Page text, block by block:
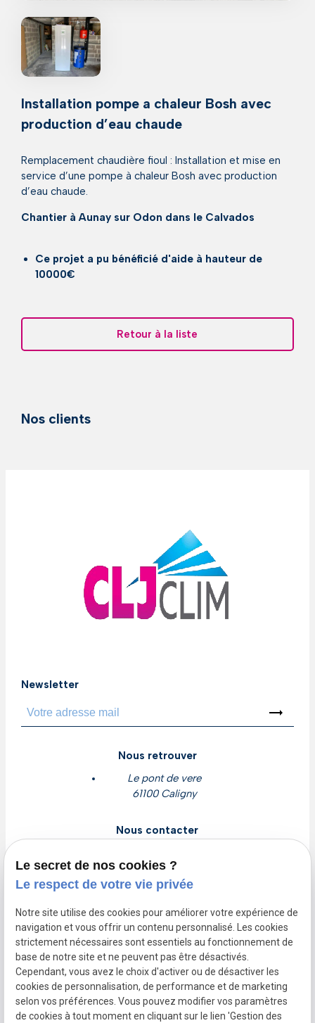
Installation pompe a chaleur Bosh avec
production d’eau chaude
Remplacement chaudière fioul : Installation et mise en
service d’une pompe à chaleur Bosh avec production
d’eau chaude.
Chantier à Aunay sur Odon dans le Calvados
Ce projet a pu bénéficié d'aide à hauteur de
10000€
Retour à la liste
Nos clients
Newsletter
trending_flat
Nous retrouver
Le pont de vere
61100 Caligny
Nous contacter
02 78 77 16 56
Nous suivre
trending_flat
SIRET :87825119800023
Le secret de nos cookies ?
Le respect de votre vie privée
Notre site utilise des cookies pour améliorer votre expérience de
navigation et vous offrir un contenu personnalisé. Les cookies
strictement nécessaires sont essentiels au fonctionnement de
base de notre site et ne peuvent pas être désactivés.
Cependant, vous avez le choix d'activer ou de désactiver les
cookies de personnalisation, de performance et de marketing
selon vos préférences. Vous pouvez modifier vos paramètres
de cookies à tout moment en cliquant sur le lien 'Gestion des